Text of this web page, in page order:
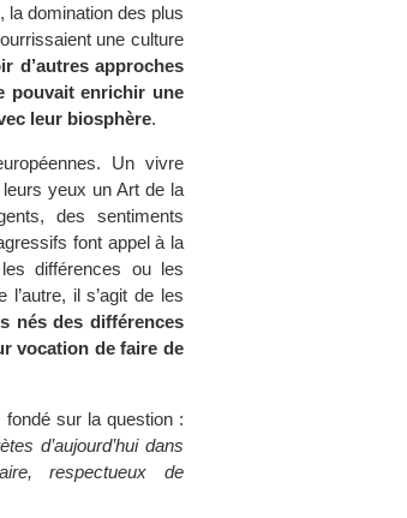
la domination des plus
une culture
d’autres approches
pouvait enrichir une
leur biosphère.
Un vivre
leurs yeux un Art de la
des sentiments
font appel à la
différences ou les
il s’agit de les
nés des différences
vocation de faire de
fondé sur la question :
d’aujourd’hui dans
respectueux de